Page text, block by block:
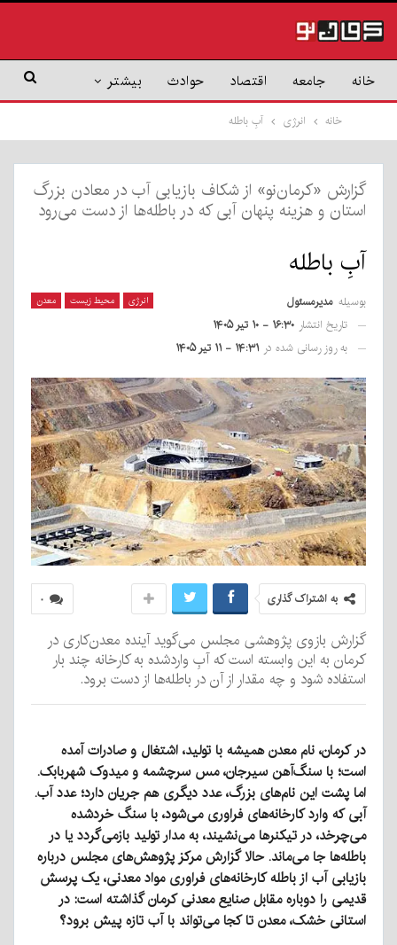
خانه جامعه اقتصاد حوادث بیشتر
خانه انرژی آبِ باطله
گزارش «کرمان‌نو» از شکاف بازیابی آب در معادن بزرگ
استان و هزینه پنهان آبی که در باطله‌ها از دست می‌رود
آبِ باطله
انرژی محیط زیست معدن بوسیله مدیرمسئول
تاریخ انتشار ۱۶:۳۰ - ۱۰ تیر ۱۴۰۵
به روز رسانی شده در ۱۴:۳۱ - ۱۱ تیر ۱۴۰۵
۰ به اشتراک گذاری
گزارش بازوی پژوهشی مجلس می‌گوید آینده معدن‌کاری در
کرمان به این وابسته است که آبِ واردشده به کارخانه چند بار
استفاده شود و چه مقدار از آن در باطله‌ها از دست برود.
در کرمان، نام معدن همیشه با تولید، اشتغال و صادرات آمده
است؛ با سنگ‌آهن سیرجان، مس سرچشمه و میدوک شهربابک.
اما پشت این نام‌های بزرگ، عدد دیگری هم جریان دارد؛ عدد آب.
آبی که وارد کارخانه‌های فراوری می‌شود، با سنگ خردشده
می‌چرخد، در تیکنرها می‌نشیند، به مدار تولید بازمی‌گردد یا در
باطله‌ها جا می‌ماند.حالا گزارش مرکز پژوهش‌های مجلس درباره
بازیابی آب از باطله کارخانه‌های فراوری مواد معدنی، یک پرسش
قدیمی را دوباره مقابل صنایع معدنی کرمان گذاشته است: در
استانی خشک، معدن تا کجا می‌تواند با آب تازه پیش برود؟